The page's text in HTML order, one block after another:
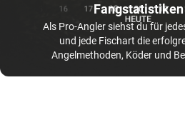
Fangstatistiken
Als Pro-Angler siehst du für
und jede Fischart die
Angelmethoden, Köder und